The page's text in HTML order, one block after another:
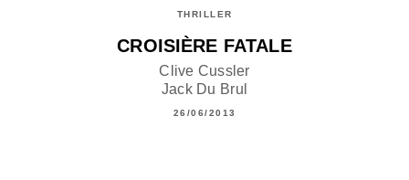
THRILLER
CROISIÈRE FATALE
Clive Cussler
Jack Du Brul
26/06/2013